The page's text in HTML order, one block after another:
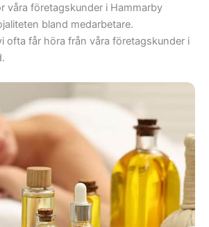
våra företagskunder i Hammarby
bland medarbetare.
ofta får höra från våra företagskunder i